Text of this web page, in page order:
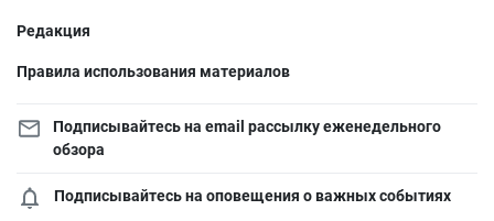
Редакция
Правила использования материалов
Подписывайтесь на email рассылку еженедельного
обзора
Подписывайтесь на оповещения о важных событиях